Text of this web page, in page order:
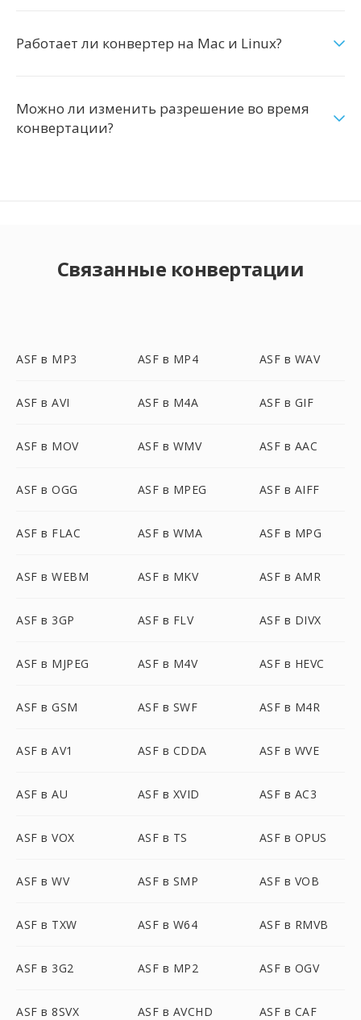
Работает ли конвертер на Mac и Linux?
Можно ли изменить разрешение во время
конвертации?
Связанные конвертации
ASF в MP3 ASF в MP4 ASF в WAV
ASF в AVI ASF в M4A ASF в GIF
ASF в MOV ASF в WMV ASF в AAC
ASF в OGG ASF в MPEG ASF в AIFF
ASF в FLAC ASF в WMA ASF в MPG
ASF в WEBM ASF в MKV ASF в AMR
ASF в 3GP ASF в FLV ASF в DIVX
ASF в MJPEG ASF в M4V ASF в HEVC
ASF в GSM ASF в SWF ASF в M4R
ASF в AV1 ASF в CDDA ASF в WVE
ASF в AU ASF в XVID ASF в AC3
ASF в VOX ASF в TS ASF в OPUS
ASF в WV ASF в SMP ASF в VOB
ASF в TXW ASF в W64 ASF в RMVB
ASF в 3G2 ASF в MP2 ASF в OGV
ASF в 8SVX ASF в AVCHD ASF в CAF